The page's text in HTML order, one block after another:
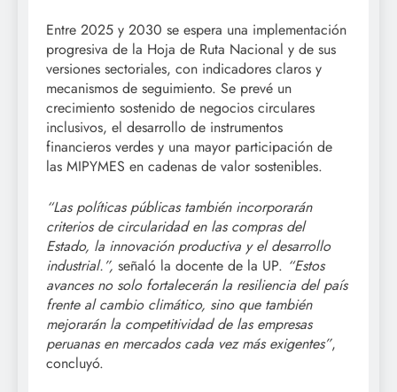
Entre 2025 y 2030 se espera una implementación
progresiva de la Hoja de Ruta Nacional y de sus
versiones sectoriales, con indicadores claros y
mecanismos de seguimiento. Se prevé un
crecimiento sostenido de negocios circulares
inclusivos, el desarrollo de instrumentos
financieros verdes y una mayor participación de
las MIPYMES en cadenas de valor sostenibles.
“Las políticas públicas también incorporarán
criterios de circularidad en las compras del
Estado, la innovación productiva y el desarrollo
industrial.”, señaló la docente de la UP. “Estos
avances no solo fortalecerán la resiliencia del país
frente al cambio climático, sino que también
mejorarán la competitividad de las empresas
peruanas en mercados cada vez más exigentes”,
concluyó.